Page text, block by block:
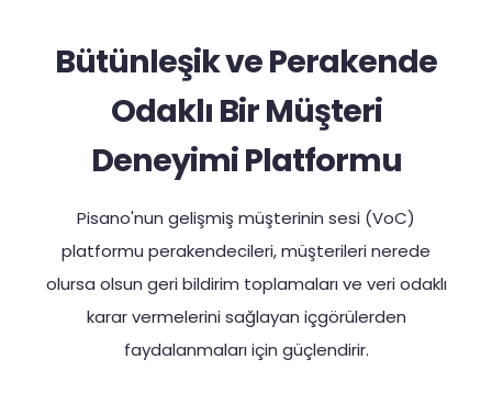
Bütünleşik ve Perakende
Odaklı Bir Müşteri
Deneyimi Platformu
Pisano'nun gelişmiş müşterinin sesi (VoC)
platformu perakendecileri, müşterileri nerede
olursa olsun geri bildirim toplamaları ve veri odaklı
karar vermelerini sağlayan içgörülerden
faydalanmaları için güçlendirir.